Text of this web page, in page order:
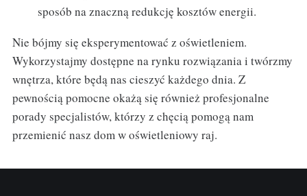
sposób na znaczną redukcję kosztów energii.
Nie bójmy się eksperymentować z oświetleniem.
Wykorzystajmy dostępne na rynku rozwiązania i twórzmy
wnętrza, które będą nas cieszyć każdego dnia. Z
pewnością pomocne okażą się również profesjonalne
porady specjalistów, którzy z chęcią pomogą nam
przemienić nasz dom w oświetleniowy raj.